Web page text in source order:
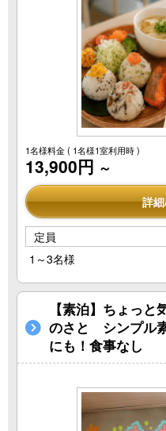
1名様料金( 1名様1室利用時 )
13,900円 ～
詳
定員
1～3名様
【素泊】ちょっ
のさと シンプル
にも！食事なし